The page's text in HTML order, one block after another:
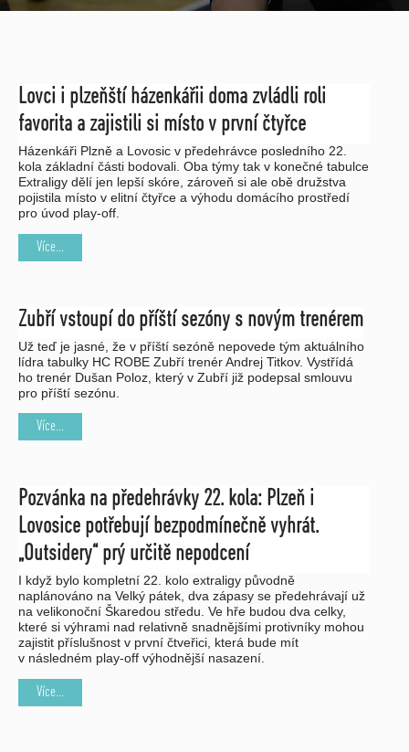
Lovci i plzeňští házenkářii doma zvládli roli
favorita a zajistili si místo v první čtyřce
Házenkáři Plzně a Lovosic v předehrávce posledního 22.
kola základní části bodovali. Oba týmy tak v konečné tabulce
Extraligy dělí jen lepší skóre, zároveň si ale obě družstva
pojistila místo v elitní čtyřce a výhodu domácího prostředí
pro úvod play-off.
Více...
Zubří vstoupí do příští sezóny s novým trenérem
Už teď je jasné, že v příští sezóně nepovede tým aktuálního
lídra tabulky HC ROBE Zubří trenér Andrej Titkov. Vystřídá
ho trenér Dušan Poloz, který v Zubří již podepsal smlouvu
pro příští sezónu.
Více...
Pozvánka na předehrávky 22. kola: Plzeň i
Lovosice potřebují bezpodmínečně vyhrát.
„Outsidery“ prý určitě nepodcení
I když bylo kompletní 22. kolo extraligy původně
naplánováno na Velký pátek, dva zápasy se předehrávají už
na velikonoční Škaredou středu. Ve hře budou dva celky,
které si výhrami nad relativně snadnějšími protivníky mohou
zajistit příslušnost v první čtveřici, která bude mít
v následném play-off výhodnější nasazení.
Více...